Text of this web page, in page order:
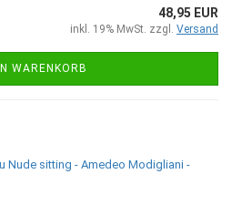
48,95 EUR
inkl. 19% MwSt. zzgl. Versand
WARENKORB